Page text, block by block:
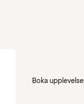
Boka